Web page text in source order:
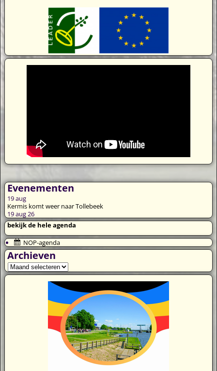
Evenementen
19aug
Kermis komt weer naar Tollebeek
19 aug 26
bekijk de hele agenda
NOP-agenda
Archieven